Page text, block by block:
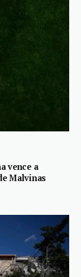
vence a
Malvinas